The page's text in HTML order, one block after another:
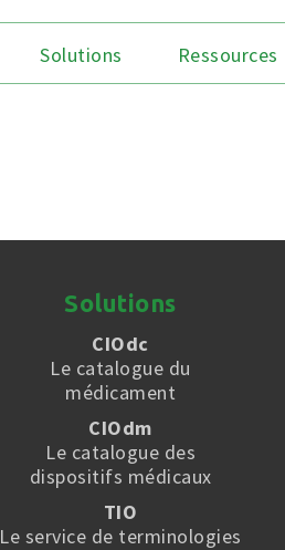
Solutions Ressources
Solutions
CIOdc
Le catalogue du
médicament
CIOdm
Le catalogue des
dispositifs médicaux
TIO
Le service de terminologies